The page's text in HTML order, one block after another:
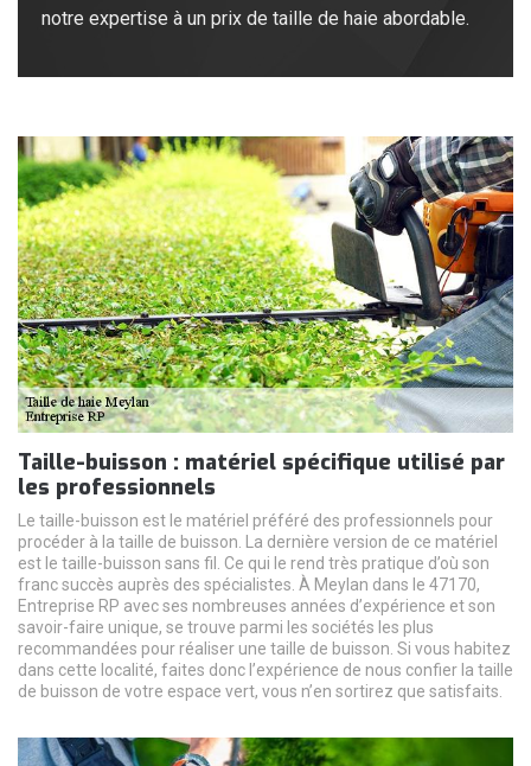
notre expertise à un prix de taille de haie abordable.
Taille-buisson : matériel spécifique utilisé par
les professionnels
Le taille-buisson est le matériel préféré des professionnels pour
procéder à la taille de buisson. La dernière version de ce matériel
est le taille-buisson sans fil. Ce qui le rend très pratique d’où son
franc succès auprès des spécialistes. À Meylan dans le 47170,
Entreprise RP avec ses nombreuses années d’expérience et son
savoir-faire unique, se trouve parmi les sociétés les plus
recommandées pour réaliser une taille de buisson. Si vous habitez
dans cette localité, faites donc l’expérience de nous confier la taille
de buisson de votre espace vert, vous n’en sortirez que satisfaits.